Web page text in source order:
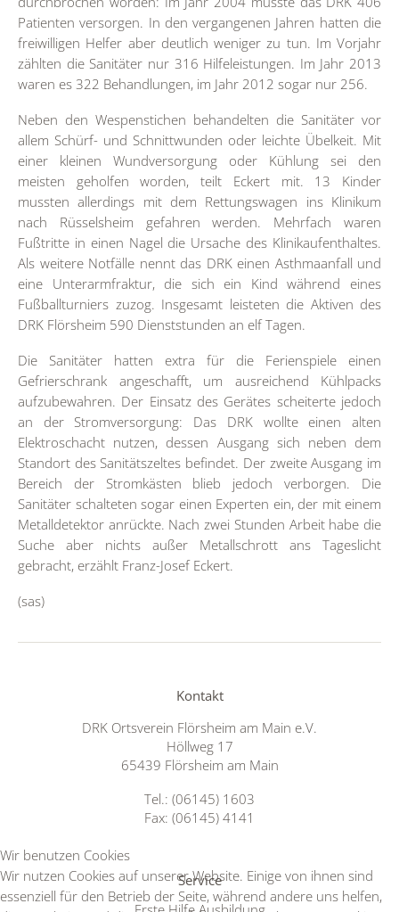
Patienten versorgen. In den vergangenen Jahren hatten die
freiwilligen Helfer aber deutlich weniger zu tun. Im Vorjahr
zählten die Sanitäter nur 316 Hilfeleistungen. Im Jahr 2013
waren es 322 Behandlungen, im Jahr 2012 sogar nur 256.
Neben den Wespenstichen behandelten die Sanitäter vor
allem Schürf- und Schnittwunden oder leichte Übelkeit. Mit
einer kleinen Wundversorgung oder Kühlung sei den
meisten geholfen worden, teilt Eckert mit. 13 Kinder
mussten allerdings mit dem Rettungswagen ins Klinikum
nach Rüsselsheim gefahren werden. Mehrfach waren
Fußtritte in einen Nagel die Ursache des Klinikaufenthaltes.
Als weitere Notfälle nennt das DRK einen Asthmaanfall und
eine Unterarmfraktur, die sich ein Kind während eines
Fußballturniers zuzog. Insgesamt leisteten die Aktiven des
DRK Flörsheim 590 Dienststunden an elf Tagen.
Die Sanitäter hatten extra für die Ferienspiele einen
Gefrierschrank angeschafft, um ausreichend Kühlpacks
aufzubewahren. Der Einsatz des Gerätes scheiterte jedoch
an der Stromversorgung: Das DRK wollte einen alten
Elektroschacht nutzen, dessen Ausgang sich neben dem
Standort des Sanitätszeltes befindet. Der zweite Ausgang im
Bereich der Stromkästen blieb jedoch verborgen. Die
Sanitäter schalteten sogar einen Experten ein, der mit einem
Metalldetektor anrückte. Nach zwei Stunden Arbeit habe die
Suche aber nichts außer Metallschrott ans Tageslicht
gebracht, erzählt Franz-Josef Eckert.
(sas)
Kontakt
DRK Ortsverein Flörsheim am Main e.V.
Höllweg 17
65439 Flörsheim am Main
Tel.: (06145) 1603
Fax: (06145) 4141
Service
Wir benutzen Cookies
Wir nutzen Cookies auf unserer Website. Einige von ihnen sind
essenziell für den Betrieb der Seite, während andere uns helfen,